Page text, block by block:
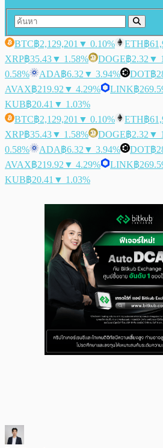
BTC฿2,129,201 ▼ 0.10% ETH฿
XRP฿35.43▼ 1.58% DOGE฿2.32 ▼
0.58%
ADA฿6.32 ▼ 3.94% DOT฿
AVAX฿219.92 ▼ 4.29% LINK฿
KUB฿20.41 ▼ 1.03%
BTC฿2,129,201 ▼ 0.10% ETH฿
XRP฿35.43▼ 1.58% DOGE฿2.32 ▼
0.58%
ADA฿6.32 ▼ 3.94% DOT฿
AVAX฿219.92 ▼ 4.29% LINK฿
KUB฿20.41 ▼ 1.03%